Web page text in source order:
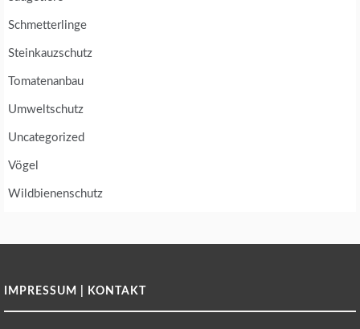
Schmetterlinge
Steinkauzschutz
Tomatenanbau
Umweltschutz
Uncategorized
Vögel
Wildbienenschutz
IMPRESSUM | KONTAKT